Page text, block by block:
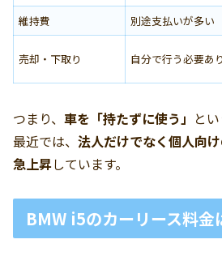
維持費
別途支払いが多い
売却・下取り 自分で行う必要あり
つまり、 車を「持たずに使う」 と
最近では、 法人だけでなく個人向
急上昇しています。
BMW i5のカーリース料金